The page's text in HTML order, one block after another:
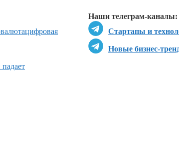
Наши телеграм-каналы:
Стартапы и
Новые бизнес-
цифровая